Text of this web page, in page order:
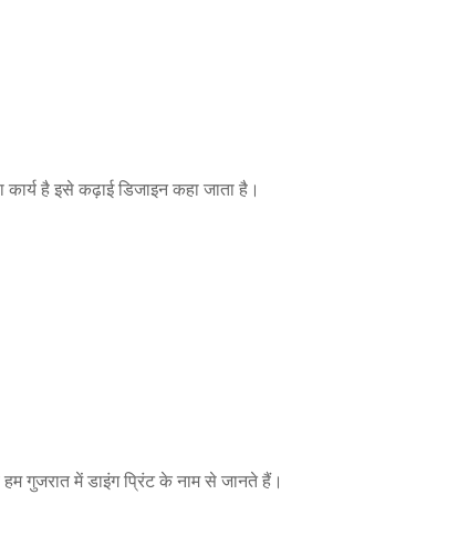
कार्य है इसे कढ़ाई डिजाइन कहा जाता है।
गुजरात में डाइंग प्रिंट के नाम से जानते हैं।